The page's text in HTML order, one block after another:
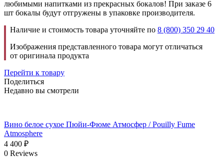
любимыми напитками из прекрасных бокалов! При заказе 6
шт бокалы будут отгружены в упаковке производителя.
Наличие и стоимость товара уточняйте по 8 (800) 350 29 40
Изображения представленного товара могут отличаться
от оригинала продукта
Перейти к товару
Поделиться
Недавно вы смотрели
Вино белое сухое Пюйи-Фюме Атмосфер / Pouilly Fume
Atmosphere
4 400 ₽
0 Reviews